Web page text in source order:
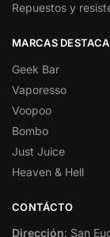
Repuestos y
MARCAS
Geek Bar
Vaporesso
Voopoo
Bombo
Just Juice
Heaven & Hell
CONTÁCTO
Dirección: San